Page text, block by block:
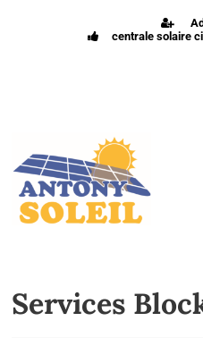
centrale solaire
Services